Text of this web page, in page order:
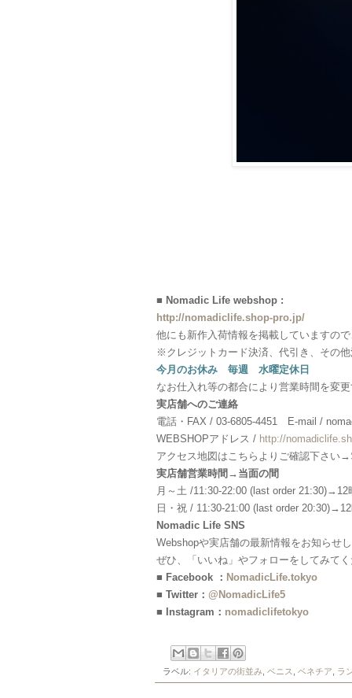
■ Nomadic Life webshop :
http://nomadiclife.shop-pro.jp/
他にも新作入荷情報を掲載していますの
※クレジットカード決済、代引き、その
今月のお休み 毎週 水曜定休日
なお仕入れ等の都合により営業時間を変
実店舗へのご連絡
電話・FAX / 03-6805-4451 E-mail /
WEBSHOPアドレス / http://
アクセス地図はこちらよりご確認下さい→
実店舗営業時間→当面の間
月～土 /11:30-22:00 (last order 21:30)→12
日・祝 / 11:30-21:00 (last order
Nomadic Life SNS
Webshopや実店舗の最新情報をお知らせ
ぜひ、「いいね」やフォローをしてみて
■ Facebook ： NomadicLife.tokyo
■ Twitter： @NomadicLife5
■ Instagram： nomadiclifetokyo
ラベル: イタリアの街並み ベニス ベネチア ラ